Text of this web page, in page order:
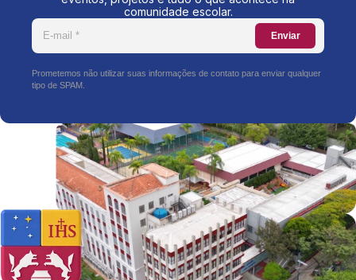
comunidade escolar.
Enviar
Prometemos não utilizar suas informações de contato para enviar qualquer
tipo de SPAM.